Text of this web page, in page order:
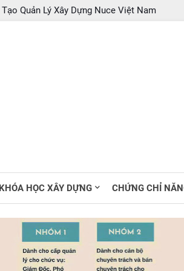
Quản Lý Xây Dựng Nuce Việt Nam
KHÓA HỌC XÂY DỰNG CHỨNG CHỈ